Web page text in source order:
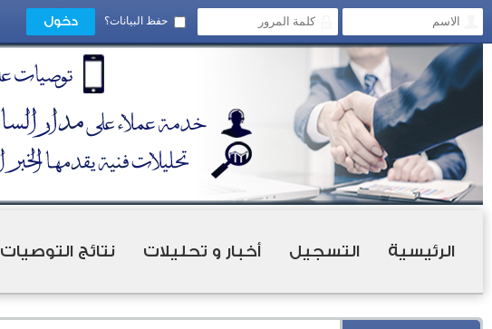
حفظ البيانات؟
الرئيسية التسجيل أخبار و تحليلات نتائج التوصيات